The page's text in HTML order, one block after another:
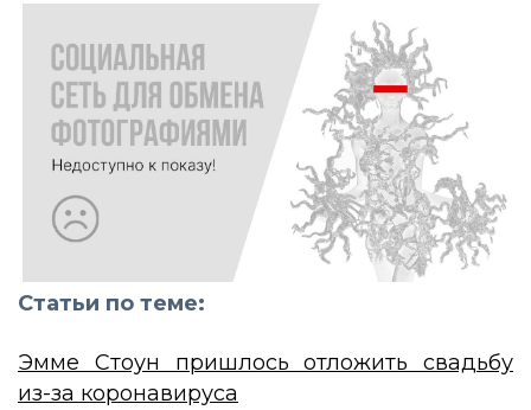
Статьи по теме:
Эмме Стоун пришлось отложить свадьбу
из-за коронавируса